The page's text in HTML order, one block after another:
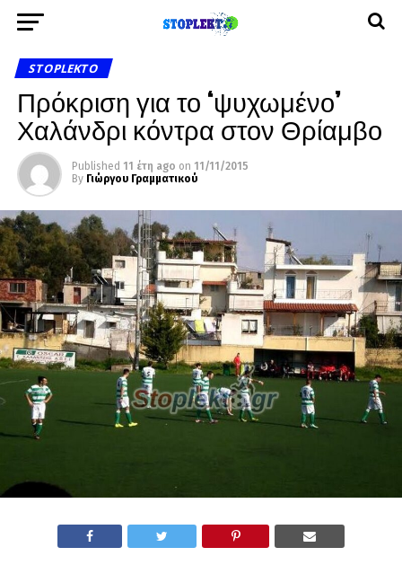
STOPLEKTO
Πρόκριση για το ‘ψυχωμένο’
Χαλάνδρι κόντρα στον Θρίαμβο
Published 11 έτη ago on 11/11/2015
By Γιώργου Γραμματικού